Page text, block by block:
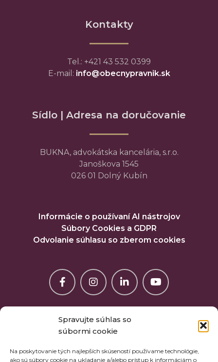
Spravujte súhlas so
súbormi cookie
Na poskytovanie tých najlepších skúseností používame technológie,
ako sú súbory cookie na ukladanie a/alebo prístup k informáciám o
Kontakty
Tel.: +421 43 532 0399
E-mail: info@obecnypravnik.sk
Sídlo | Adresa na doručovanie
BUKNA, advokátska kancelária, s.r.o.
Janoškova 1545
026 01 Dolný Kubín
Informácie o používaní AI nástrojov
Súbory Cookies a GDPR
Odvolanie súhlasu so zberom cookies